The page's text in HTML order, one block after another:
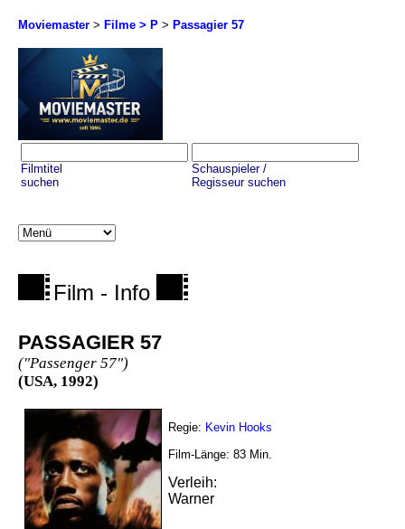
Moviemaster > Filme > P > Passagier 57
Filmtitel
suchen
Schauspieler /
Regisseur suchen
Film - Info
PASSAGIER 57
("Passenger 57")
(USA, 1992)
Regie: Kevin Hooks
Film-Länge: 83 Min.
Verleih:
Warner